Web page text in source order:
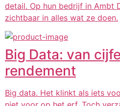
detail. Op hun bedrijf in Ambt
zichtbaar in alles wat ze doen.
Big Data: van
rendement
Big data. Het klinkt als iets